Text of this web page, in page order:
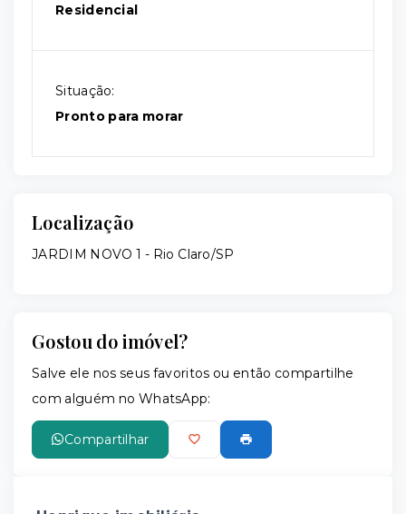
Residencial
Situação:
Pronto para morar
Localização
JARDIM NOVO 1 - Rio Claro/SP
Gostou do imóvel?
Salve ele nos seus favoritos ou então compartilhe
com alguém no WhatsApp:
Compartilhar